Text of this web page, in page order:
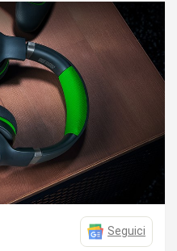
Seguici